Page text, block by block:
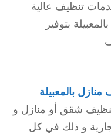
تنظيف عالية
بتوفير
بالمعبيلة
تنظيف شقق أو منازل و
و ذلك في كل